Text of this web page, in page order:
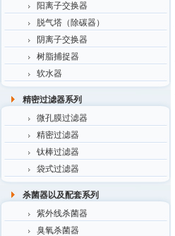
阳离子交换器
脱气塔（除碳器）
阴离子交换器
树脂捕捉器
软水器
精密过滤器系列
微孔膜过滤器
精密过滤器
钛棒过滤器
袋式过滤器
杀菌器以及配套系列
紫外线杀菌器
臭氧杀菌器